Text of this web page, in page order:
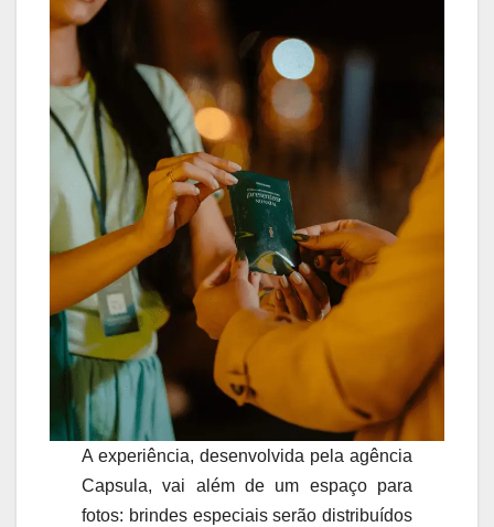
A experiência, desenvolvida pela agência
Capsula, vai além de um espaço para
fotos: brindes especiais serão distribuídos